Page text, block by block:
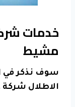
خدمات
مشيط
سوف نذكر في
الاطلال شركة